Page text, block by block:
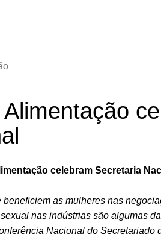
celebram Secretaria
as mulheres nas
nas indústrias são algumas
Nacional do Secretariado